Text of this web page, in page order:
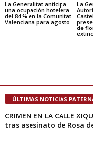
La Generalitat anticipa
una ocupación hotelera
del 84 % en la Comunitat
Valenciana para agosto
La
de
ÚLTIMAS NOTICIAS
CRIMEN EN LA CALLE
tras asesinato de Rosa